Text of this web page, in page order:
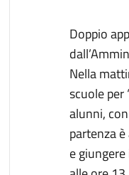
Doppio
Nella
scuole per
alunni,
partenza
e